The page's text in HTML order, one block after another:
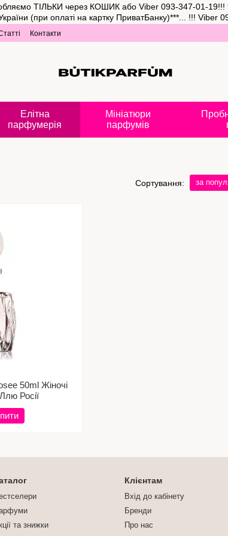
ТІЛЬКИ через КОШИК або Viber 093-347-01-
(при оплаті на картку ПриватБанку)***... !!! Viber
Контакти
Елітна
парфумерія
Мініатюри
парфумів
Сортування: за
50ml Жіночі
Росії
та знижки
Клієнтам
Вхід до кабінету
Бренди
Про нас